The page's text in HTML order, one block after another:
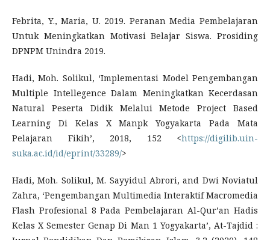
Febrita, Y., Maria, U. 2019. Peranan Media Pembelajaran
Untuk Meningkatkan Motivasi Belajar Siswa. Prosiding
DPNPM Unindra 2019.
Hadi, Moh. Solikul, ‘Implementasi Model Pengembangan
Multiple Intellegence Dalam Meningkatkan Kecerdasan
Natural Peserta Didik Melalui Metode Project Based
Learning Di Kelas X Manpk Yogyakarta Pada Mata
Pelajaran Fikih’, 2018, 152 <https://digilib.uin-
suka.ac.id/id/eprint/33289/>
Hadi, Moh. Solikul, M. Sayyidul Abrori, and Dwi Noviatul
Zahra, ‘Pengembangan Multimedia Interaktif Macromedia
Flash Profesional 8 Pada Pembelajaran Al-Qur’an Hadis
Kelas X Semester Genap Di Man 1 Yogyakarta’, At-Tajdid :